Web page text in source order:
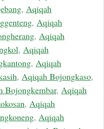
, Aqiqah
, Aqiqah
, Aqiqah
, Aqiqah
, Aqiqah
, Aqiqah Bojongkaso,
Bojongkembar, Aqiqah
, Aqiqah
, Aqiqah